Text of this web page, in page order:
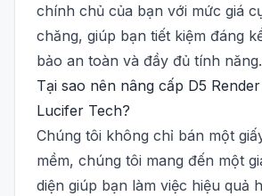
chính chủ của bạn với mức giá
chăng, giúp bạn tiết kiệm đáng
bảo an toàn và đầy đủ tính năng.
Tại sao nên nâng cấp D5
Lucifer Tech?
Chúng tôi không chỉ bán một
mềm, chúng tôi mang đến một
diện giúp bạn làm việc hiệu quả